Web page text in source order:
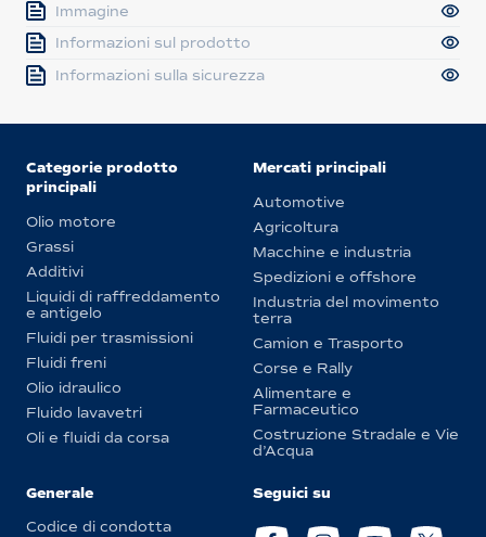
Immagine
Informazioni sul prodotto
Informazioni sulla sicurezza
Categorie prodotto
principali
Olio motore
Grassi
Additivi
Liquidi di raffreddamento
e antigelo
Fluidi per trasmissioni
Fluidi freni
Olio idraulico
Fluido lavavetri
Oli e fluidi da corsa
Mercati principali
Automotive
Agricoltura
Macchine e industria
Spedizioni e offshore
Industria del movimento
terra
Camion e Trasporto
Corse e Rally
Alimentare e
Farmaceutico
Costruzione Stradale e Vie
d’Acqua
Generale
Codice di condotta
Seguici su